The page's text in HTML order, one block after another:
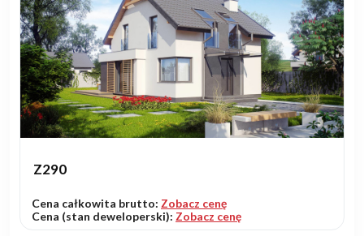
Z290
Cena całkowita brutto: Zobacz cenę
Cena (stan deweloperski): Zobacz cenę